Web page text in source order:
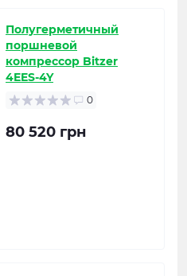
Полугерметичный
поршневой
компрессор Bitzer
4EES-4Y
0
80 520 грн